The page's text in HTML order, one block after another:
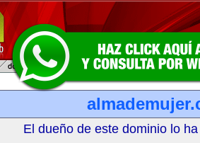
El dueño de este dominio lo